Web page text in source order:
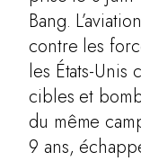
Bang.
contre les
les États-Unis
cibles et
du même
9 ans,